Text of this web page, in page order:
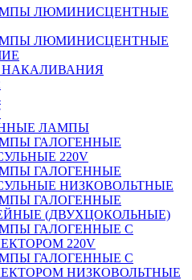
ЛЮМИНИСЦЕНТНЫЕ
ЛЮМИНИСЦЕНТНЫЕ
ЛАМПЫ
ГАЛОГЕННЫЕ
220V
ГАЛОГЕННЫЕ
НИЗКОВОЛЬТНЫЕ
ГАЛОГЕННЫЕ
(ДВУХЦОКОЛЬНЫЕ)
ГАЛОГЕННЫЕ С
220V
ГАЛОГЕННЫЕ С
НИЗКОВОЛЬТНЫЕ